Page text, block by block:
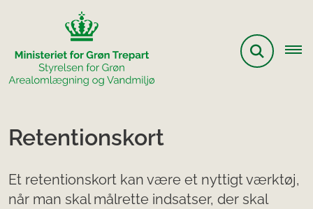
Retentionskort
Et retentionskort kan være et nyttigt værktøj,
når man skal målrette indsatser, der skal